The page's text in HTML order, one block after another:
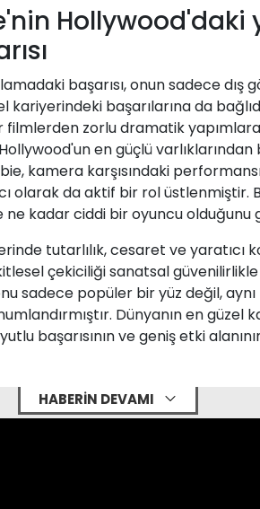
Hollywood'daki
başarısı, onun sadece dış
başarılarına da
zorlu dramatik
en güçlü
kamera karşısındaki
olarak da aktif bir rol üstlenmiştir.
ne kadar ciddi bir oyuncu
tutarlılık, cesaret ve yaratıcı
çekiciliği sanatsal
sadece popüler bir yüz değil, aynı
Dünyanın en güzel
başarısının ve geniş etki
HABERİN DEVAMI